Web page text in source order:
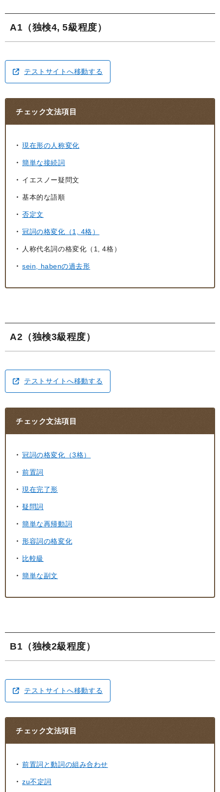
A1（独検4, 5級程度）
テストサイトへ移動する
チェック文法項目
現在形の人称変化
簡単な接続詞
イエスノー疑問文
基本的な語順
否定文
冠詞の格変化（1, 4格）
人称代名詞の格変化（1, 4格）
sein, habenの過去形
A2（独検3級程度）
テストサイトへ移動する
チェック文法項目
冠詞の格変化（3格）
前置詞
現在完了形
疑問詞
簡単な再帰動詞
形容詞の格変化
比較級
簡単な副文
B1（独検2級程度）
テストサイトへ移動する
チェック文法項目
前置詞と動詞の組み合わせ
zu不定詞